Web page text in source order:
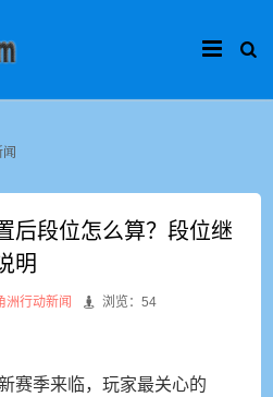
后段位怎么算？段位继
明
洲行动新闻 浏览：54
赛季来临，玩家最关心的